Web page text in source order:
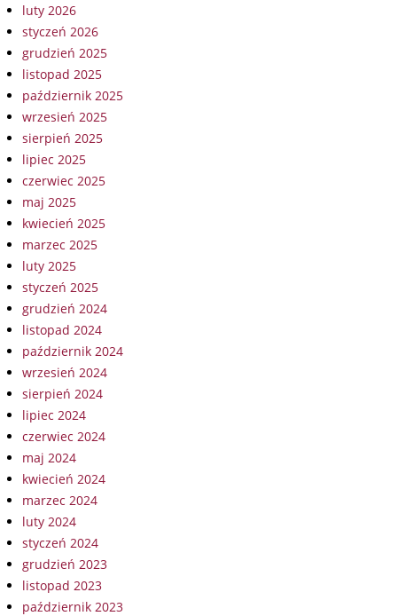
luty 2026
styczeń 2026
grudzień 2025
listopad 2025
październik 2025
wrzesień 2025
sierpień 2025
lipiec 2025
czerwiec 2025
maj 2025
kwiecień 2025
marzec 2025
luty 2025
styczeń 2025
grudzień 2024
listopad 2024
październik 2024
wrzesień 2024
sierpień 2024
lipiec 2024
czerwiec 2024
maj 2024
kwiecień 2024
marzec 2024
luty 2024
styczeń 2024
grudzień 2023
listopad 2023
październik 2023